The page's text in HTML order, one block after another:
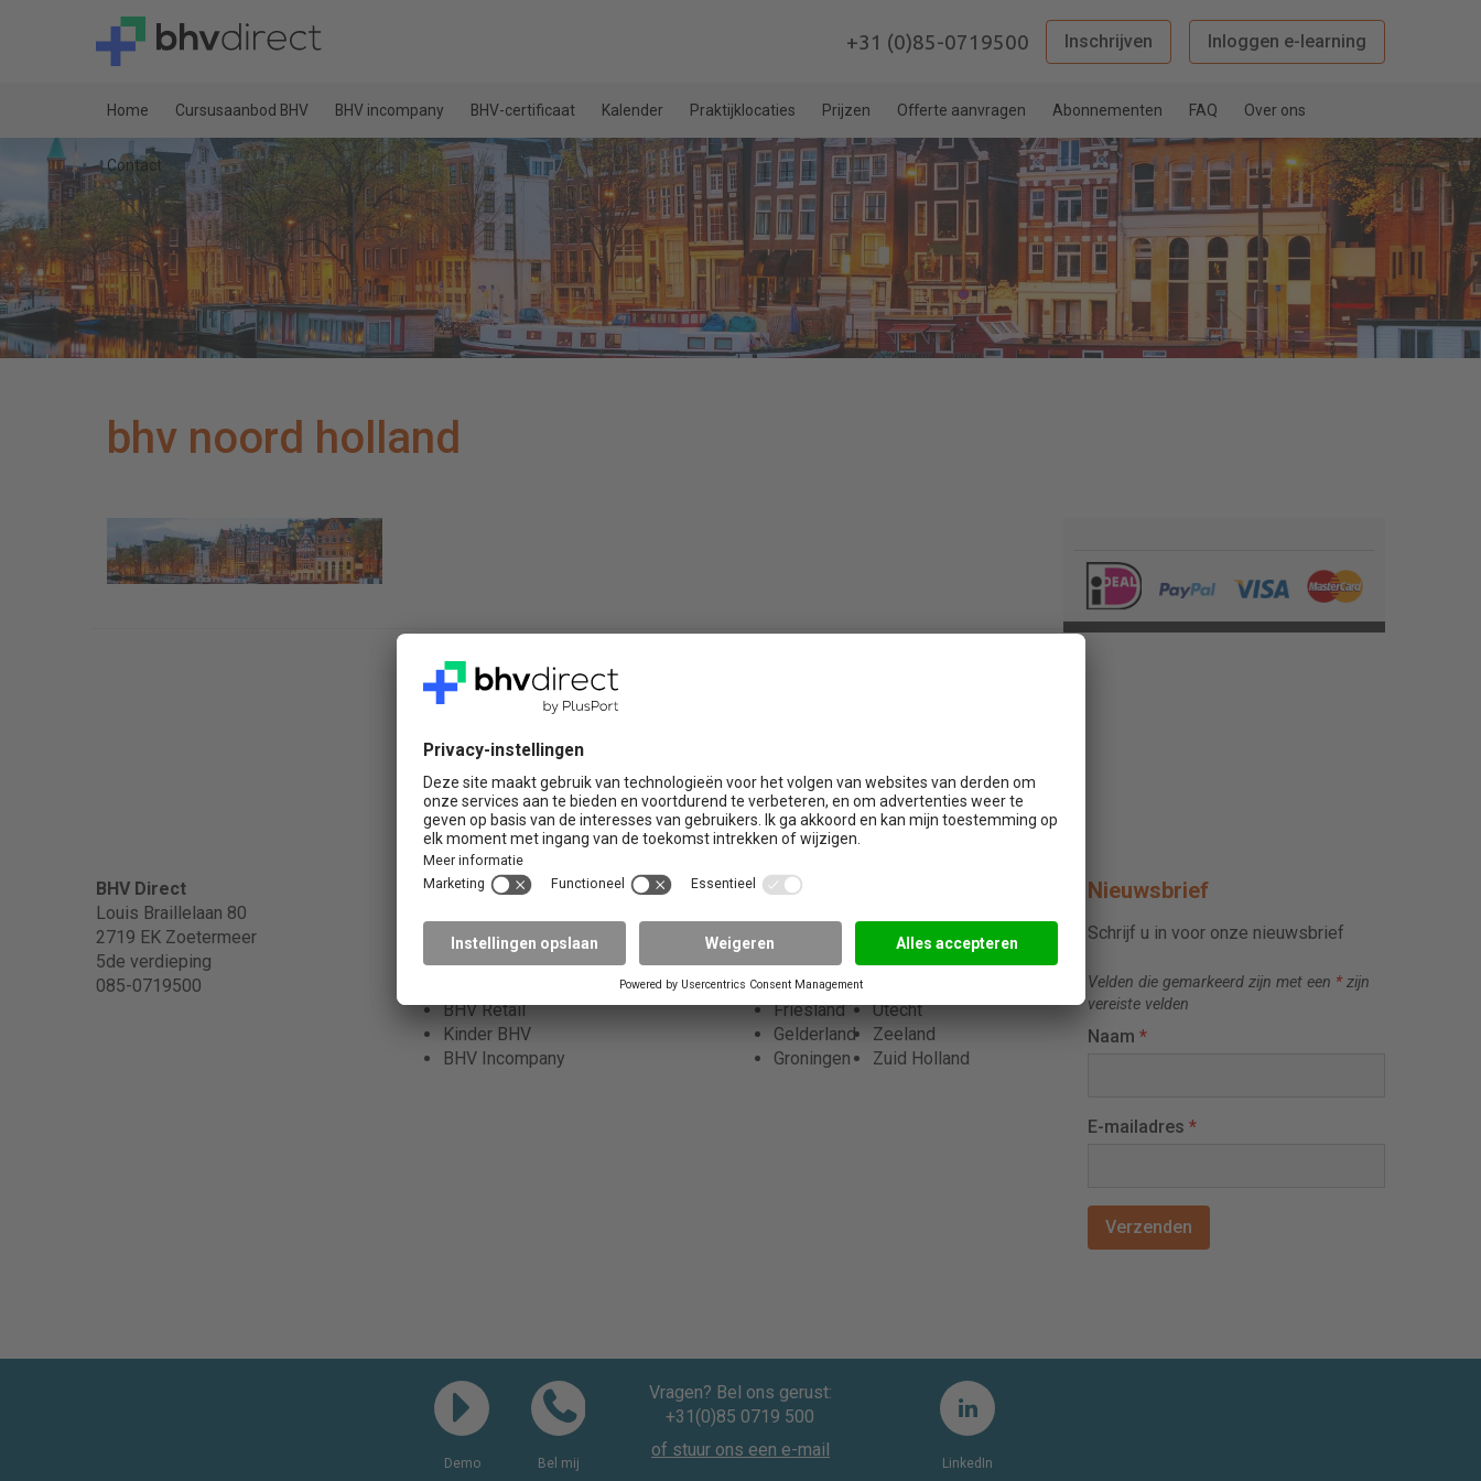
+31 (0)85-0719500 Inschrijven Inloggen e-learning
Home Cursusaanbod BHV BHV incompany BHV-certificaat Kalender Praktijklocaties Prijzen Offerte aanvragen Abonnementen FAQ Over ons
Contact
bhv noord holland
BHV Direct
Louis Braillelaan 80
2719 EK Zoetermeer
5de verdieping
085-0719500
Populaire trainingen
BHV
BHV in de zorg
BHV Retail
Kinder BHV
BHV Incompany
Praktijklocaties
Drenthe
Flevoland
Friesland
Gelderland
Groningen
Limburg
Noord Holland
Utecht
Zeeland
Zuid Holland
Nieuwsbrief
Schrijf u in voor onze nieuwsbrief
Velden die gemarkeerd zijn met een * zijn
vereiste velden
Naam *
E-mailadres *
Demo Bel mij
Vragen? Bel ons gerust:
+31(0)85 0719 500
of stuur ons een e-mail
LinkedIn